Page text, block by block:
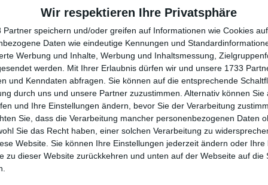
Wir respektieren Ihre Privatsphäre
Partner speichern und/oder greifen auf Informationen wie Cookies
Daten wie eindeutige Kennungen und
Werbung und Inhalte, Werbung und Inhaltsmessung,
werden. Mit Ihrer Erlaubnis dürfen wir und unsere 1733
und Kenndaten abfragen. Sie können auf die entsprechende
durch uns und unsere Partner zuzustimmen. Alternativ können Sie
und Ihre Einstellungen ändern, bevor Sie der Verarbeitung
Sie, dass die Verarbeitung mancher personenbezogenen Daten
Sie das Recht haben, einer solchen Verarbeitung zu
Website. Sie können Ihre Einstellungen jederzeit ändern oder Ihre
zu dieser Website zurückkehren und unten auf der Webseite auf die
das in Ordnung“, ergänzte der
denke, niemand ist gezwungen,
es gibt gewisse Verpflichtungen bei
alle verpflichtend, aber du kannst
er: „Früher wollte ich im
wie weit ich mich in Richtung
muss lernen und wissen, wo man
und den Spielplan ständig
t,
B.
on
uss
mal
des
n
nt.
kel